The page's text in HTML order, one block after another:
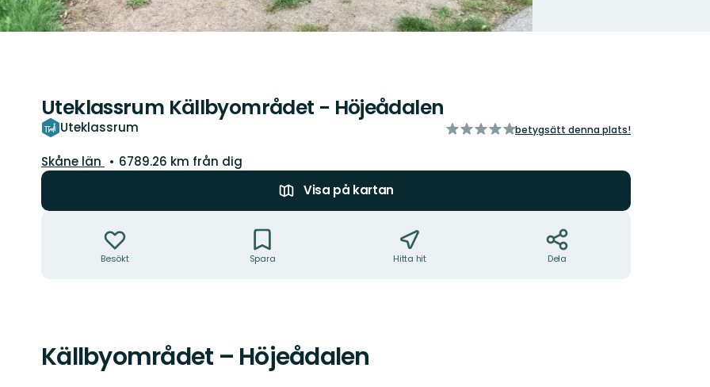
Uteklassrum Källbyområdet - Höjeådalen
Uteklassrum
av
betygsätt denna plats!
Län:
Skåne län
6789.26 km från dig
Visa på kartan
Besökt Spara Hitta hit Dela
Beskrivning
Källbyområdet – Höjeådalen